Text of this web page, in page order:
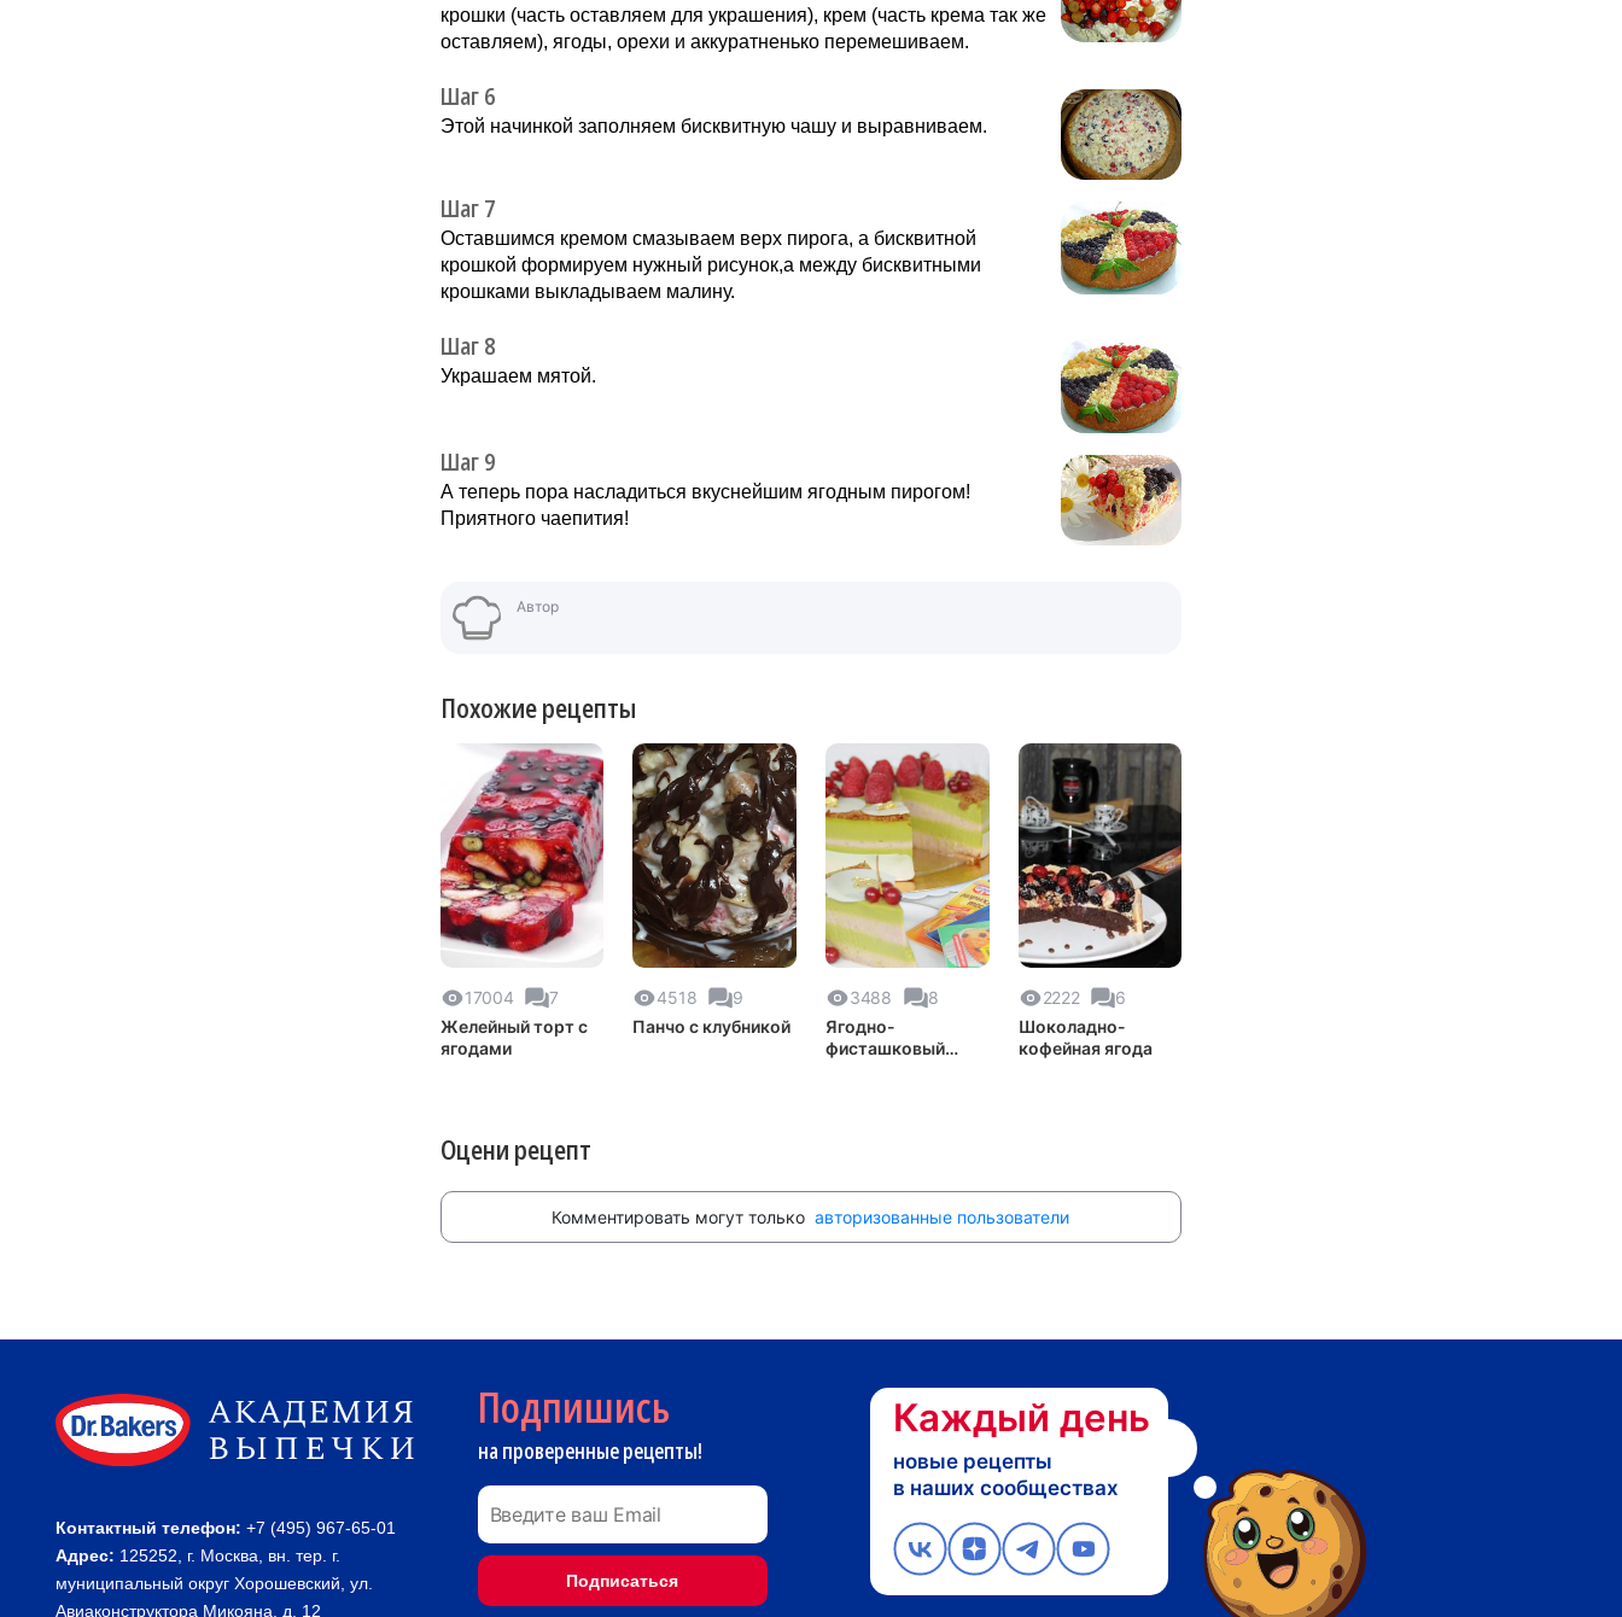
крошки (часть оставляем для украшения), крем (часть крема так же
оставляем), ягоды, орехи и аккуратненько перемешиваем.
Шаг 6
Этой начинкой заполняем бисквитную чашу и выравниваем.
Шаг 7
Оставшимся кремом смазываем верх пирога, а бисквитной
крошкой формируем нужный рисунок,а между бисквитными
крошками выкладываем малину.
Шаг 8
Украшаем мятой.
Шаг 9
А теперь пора насладиться вкуснейшим ягодным пирогом!
Приятного чаепития!
Автор
Похожие рецепты
17004
7
Желейный торт с
ягодами
4518
9
Панчо с клубникой
3488
8
Ягодно-
фисташковый
2222
6
Шоколадно-
кофейная ягода
Оцени рецепт
Комментировать могут толькоавторизованные пользователи
Контактный телефон: +7 (495) 967-65-01
Адрес: 125252, г. Москва, вн. тер. г.
муниципальный округ Хорошевский, ул.
Авиаконструктора Микояна, д. 12
Подпишись
на проверенные рецепты!
Каждый день
новые рецепты
в наших сообществах